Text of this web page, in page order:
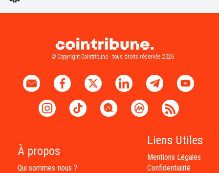
© Copyright Cointribune - tous droits réservés 2026
À propos
Qui sommes-nous ?
Liens Utiles
Mentions Légales
Confidentialité